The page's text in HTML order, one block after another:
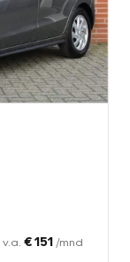
€ 151 /mnd